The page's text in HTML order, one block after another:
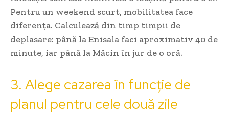
Pentru un weekend scurt, mobilitatea face
diferența. Calculează din timp timpii de
deplasare: până la Enisala faci aproximativ 40 de
minute, iar până la Măcin în jur de o oră.
3. Alege cazarea în funcție de
planul pentru cele două zile